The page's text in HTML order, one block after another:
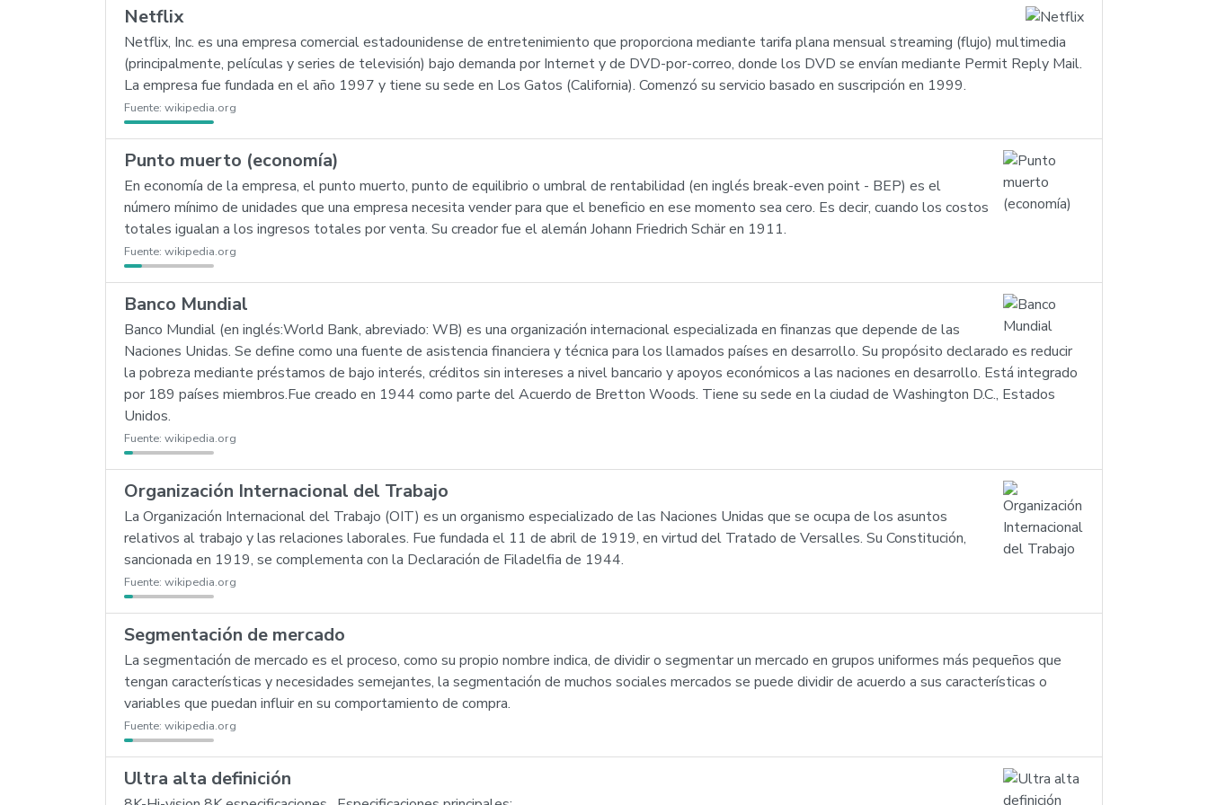
Netflix
Netflix, Inc. es una empresa comercial estadounidense de entretenimiento que proporciona mediante tarifa plana mensual streaming (flujo) multimedia
(principalmente, películas y series de televisión) bajo demanda por Internet y de DVD-por-correo, donde los DVD se envían mediante Permit Reply Mail.
La empresa fue fundada en el año 1997 y tiene su sede en Los Gatos (California). Comenzó su servicio basado en suscripción en 1999.
Fuente: wikipedia.org
Punto muerto (economía)
En economía de la empresa, el punto muerto, punto de equilibrio o umbral de rentabilidad (en inglés break-even point - BEP) es el
número mínimo de unidades que una empresa necesita vender para que el beneficio en ese momento sea cero. Es decir, cuando los costos
totales igualan a los ingresos totales por venta. Su creador fue el alemán Johann Friedrich Schär en 1911.
Fuente: wikipedia.org
Banco Mundial
Banco Mundial (en inglés:World Bank, abreviado: WB) es una organización internacional especializada en finanzas que depende de las
Naciones Unidas. Se define como una fuente de asistencia financiera y técnica para los llamados países en desarrollo. Su propósito declarado es reducir
la pobreza mediante préstamos de bajo interés, créditos sin intereses a nivel bancario y apoyos económicos a las naciones en desarrollo. Está integrado
por 189 países miembros.Fue creado en 1944 como parte del Acuerdo de Bretton Woods. Tiene su sede en la ciudad de Washington D.C., Estados
Unidos.
Fuente: wikipedia.org
Organización Internacional del Trabajo
La Organización Internacional del Trabajo (OIT) es un organismo especializado de las Naciones Unidas que se ocupa de los asuntos
relativos al trabajo y las relaciones laborales. Fue fundada el 11 de abril de 1919, en virtud del Tratado de Versalles. Su Constitución,
sancionada en 1919, se complementa con la Declaración de Filadelfia de 1944.
Fuente: wikipedia.org
Segmentación de mercado
La segmentación de mercado es el proceso, como su propio nombre indica, de dividir o segmentar un mercado en grupos uniformes más pequeños que
tengan características y necesidades semejantes, la segmentación de muchos sociales mercados se puede dividir de acuerdo a sus características o
variables que puedan influir en su comportamiento de compra.
Fuente: wikipedia.org
Ultra alta definición